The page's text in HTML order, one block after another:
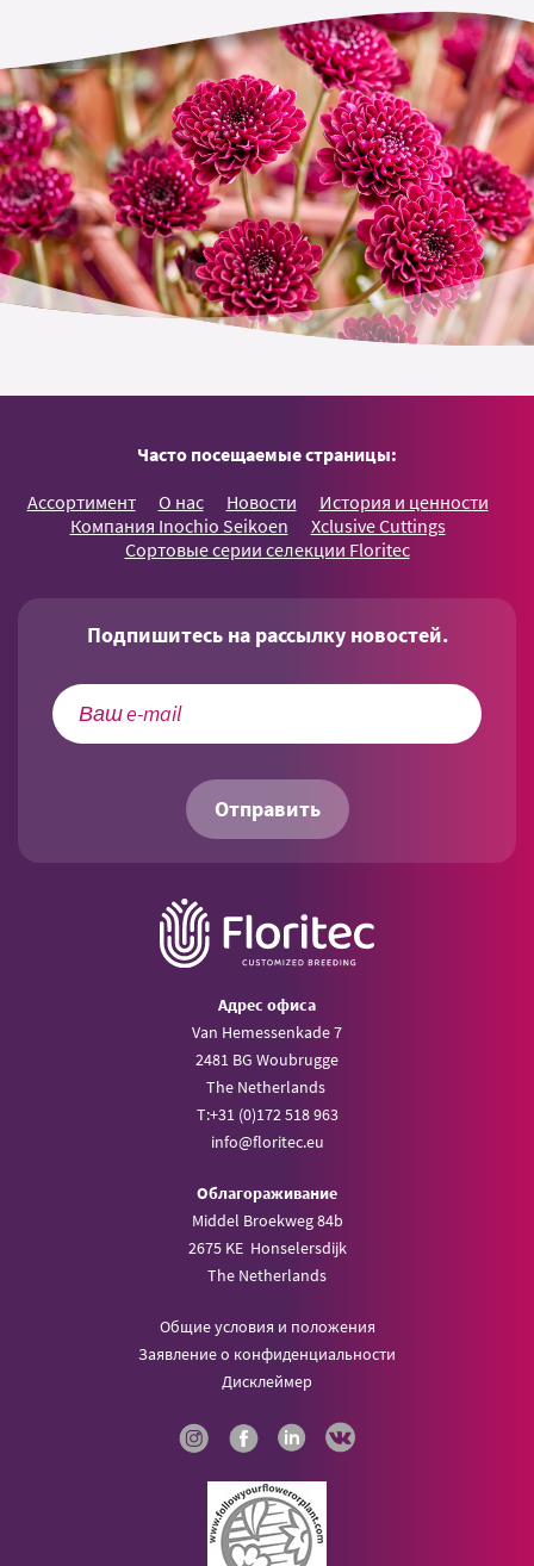
Часто посещаемые страницы:
Ассортимент О нас Новости
История и ценности
Компания Inochio Seikoen
Xclusive Cuttings
Сортовые серии селекции Floritec
Подпишитесь на рассылку новостей.
Отправить
Aдрес офиса
Van Hemessenkade 7
2481 BG Woubrugge
The Netherlands
T:+31 (0)172 518 963
info@floritec.eu
Oблагораживание
Middel Broekweg 84b
2675 KE Honselersdijk
The Netherlands
Общие условия и положения
Заявление о конфиденциальности
Дисклеймер